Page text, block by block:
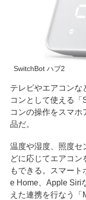
SwitchBot ハブ2
テレビやエアコンな
コンとして使える
コンの操作をスマホ
品だ。
温度や湿度、照度セ
どに応じてエアコ
もできる。スマート
e Home、Apple Siri
えた連携を行なう